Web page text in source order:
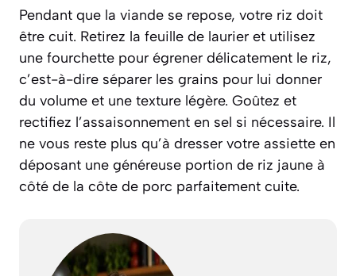
Pendant que la viande se repose, votre riz doit
être cuit. Retirez la feuille de laurier et utilisez
une fourchette pour égrener délicatement le riz,
c’est-à-dire séparer les grains pour lui donner
du volume et une texture légère. Goûtez et
rectifiez l’assaisonnement en sel si nécessaire. Il
ne vous reste plus qu’à dresser votre assiette en
déposant une généreuse portion de riz jaune à
côté de la côte de porc parfaitement cuite.